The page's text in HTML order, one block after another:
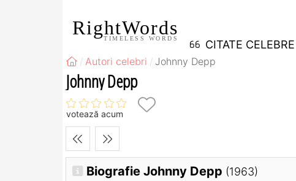
RightWords
TIMELESS WORDS CITATE CELEBRE
Autori celebri Johnny Depp
Johnny Depp
votează acum
Biografie Johnny Depp (1963)